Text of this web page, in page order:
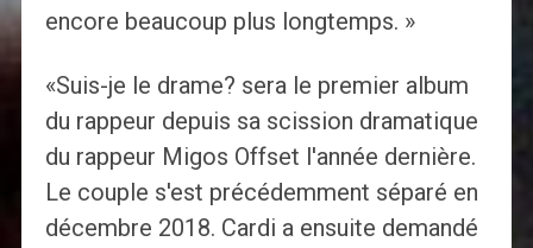
encore beaucoup plus longtemps. »
«Suis-je le drame? sera le premier album
du rappeur depuis sa scission dramatique
du rappeur Migos Offset l'année dernière.
Le couple s'est précédemment séparé en
décembre 2018. Cardi a ensuite demandé